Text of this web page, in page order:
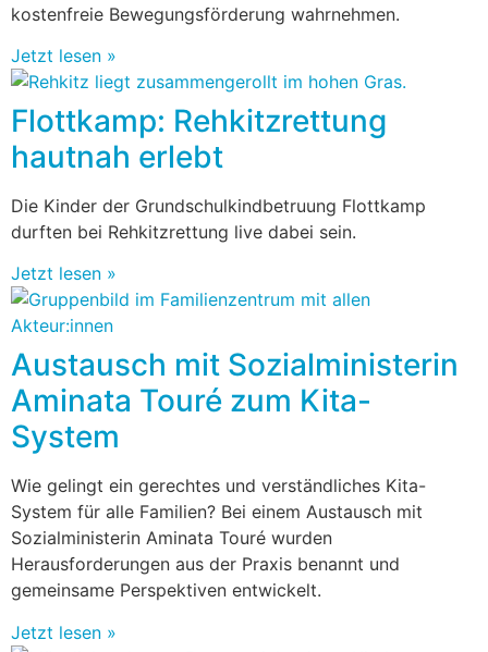
kostenfreie Bewegungsförderung wahrnehmen.
Jetzt lesen »
Flottkamp: Rehkitzrettung
hautnah erlebt
Die Kinder der Grundschulkindbetruung Flottkamp
durften bei Rehkitzrettung live dabei sein.
Jetzt lesen »
Austausch mit Sozialministerin
Aminata Touré zum Kita-
System
Wie gelingt ein gerechtes und verständliches Kita-
System für alle Familien? Bei einem Austausch mit
Sozialministerin Aminata Touré wurden
Herausforderungen aus der Praxis benannt und
gemeinsame Perspektiven entwickelt.
Jetzt lesen »